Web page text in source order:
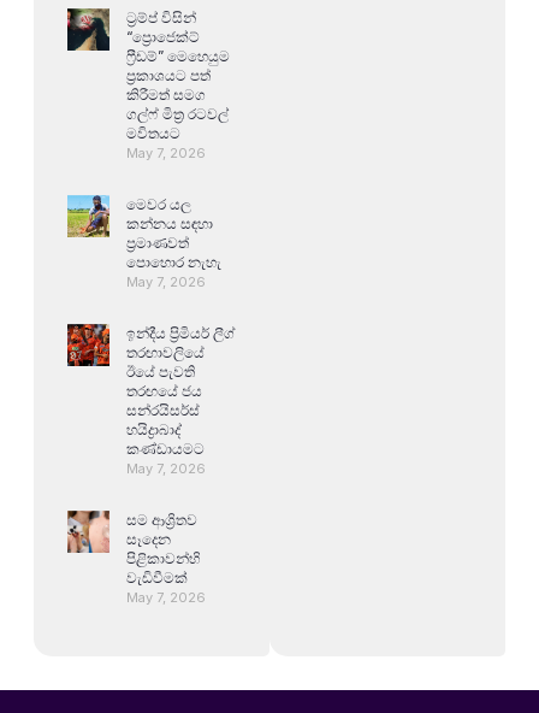
ට්‍රම්ප් විසින්
“ප්‍රොජෙක්ට්
ෆ්‍රීඩම්” මෙහෙයුම
ප්‍රකාශයට පත්
කිරීමත් සමග
ගල්ෆ් මිත්‍ර රටවල්
මවිතයට
May 7, 2026
මෙවර යල
කන්නය සඳහා
ප්‍රමාණවත්
පොහොර නැහැ
May 7, 2026
ඉන්දීය ප්‍රිමියර් ලීග්
තරඟාවලියේ
ඊයේ පැවති
තරඟයේ ජය
සන්රයිසර්ස්
හයිද්‍රාබාද්
කණ්ඩායමට
May 7, 2026
සම ආශ්‍රිතව
සෑදෙන
පිළිකාවන්හි
වැඩිවීමක්
May 7, 2026